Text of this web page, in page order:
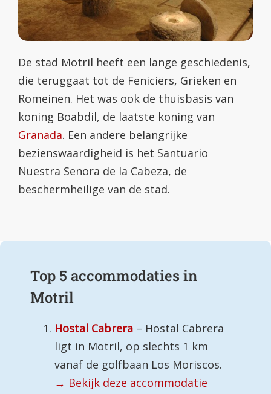
De stad Motril heeft een lange geschiedenis,
die teruggaat tot de Feniciërs, Grieken en
Romeinen. Het was ook de thuisbasis van
koning Boabdil, de laatste koning van
Granada. Een andere belangrijke
bezienswaardigheid is het Santuario
Nuestra Senora de la Cabeza, de
beschermheilige van de stad.
Top 5 accommodaties in
Motril
Hostal Cabrera– Hostal Cabrera
ligt in Motril, op slechts 1 km
vanaf de golfbaan Los Moriscos.
→ Bekijk deze accommodatie